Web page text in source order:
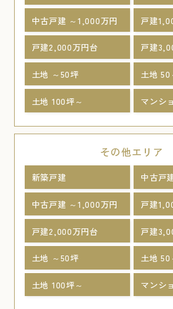
中古戸建 ～1,000万円 戸建
戸建2,000万円台 戸建
土地 ～50坪 土地
土地 100坪～ マンシ
その他エリア
新築戸建 中古戸
中古戸建 ～1,000万円 戸建
戸建2,000万円台 戸建
土地 ～50坪 土地 50
土地 100坪～ マンシ